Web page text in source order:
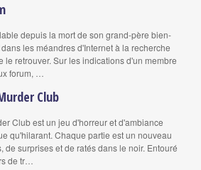
depuis la mort de son grand-père bien-
les méandres d'Internet à la recherche
le retrouver. Sur les indications d'un membre
forum, …
Club
Club est un jeu d'horreur et d'ambiance
qu'hilarant. Chaque partie est un nouveau
de surprises et de ratés dans le noir. Entouré
de tr…